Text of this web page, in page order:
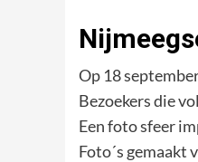
Op 18
Bezoekers die
Een foto sfeer
Foto´s gemaakt